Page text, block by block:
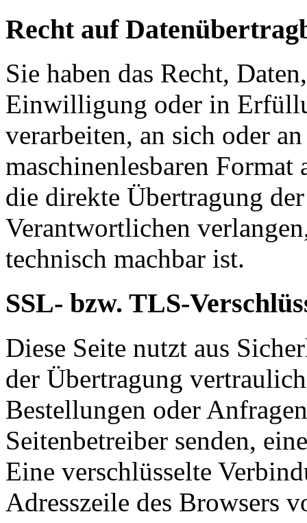
Recht auf
Sie haben das Recht,
Einwilligung oder in
verarbeiten, an sich oder
maschinenlesbaren Format
die direkte Übertragung
Verantwortlichen
technisch machbar ist.
SSL- bzw. TLS-
Diese Seite nutzt aus
der Übertragung
Bestellungen oder
Seitenbetreiber senden,
Eine verschlüsselte
Adresszeile des Browsers